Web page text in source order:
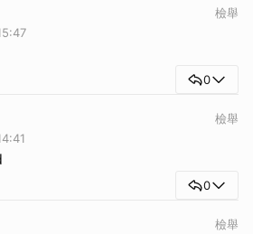
檢舉
0
檢舉
0
檢舉